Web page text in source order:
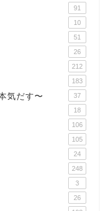
91
10
51
26
212
183
気だす〜 37
18
106
105
24
248
3
26